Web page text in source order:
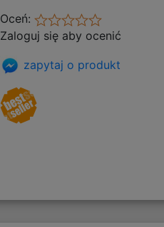
Oceń:
Zaloguj się aby ocenić
zapytaj o produkt